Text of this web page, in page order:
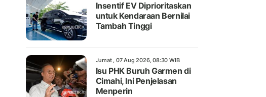
Insentif EV Diprioritaskan
untuk Kendaraan Bernilai
Tambah Tinggi
Jumat , 07 Aug 2026, 08:30 WIB
Isu PHK Buruh Garmen di
Cimahi, Ini Penjelasan
Menperin